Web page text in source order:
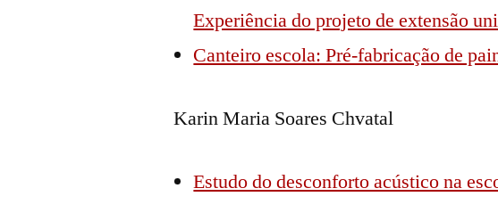
Experiência do projeto de extensão
Canteiro escola: Pré-fabricação de
Karin Maria Soares Chvatal
Estudo do desconforto acústico na